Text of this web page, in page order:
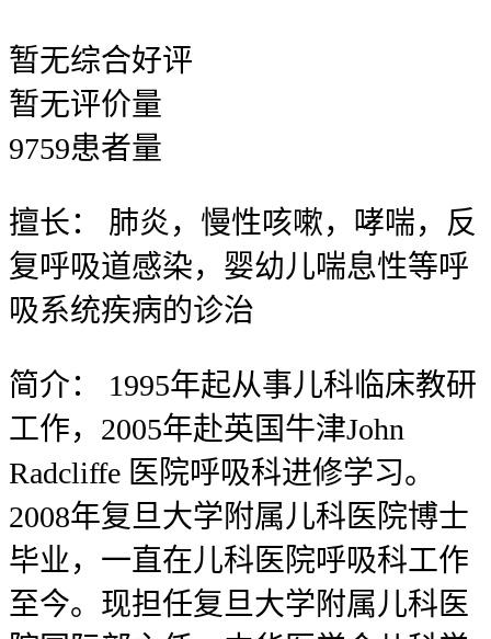
暂无综合好评
暂无评价量
9759患者量
擅长：
肺炎，慢性咳嗽，哮喘，反
复呼吸道感染，婴幼儿喘息性等呼
吸系统疾病的诊治
简介：
1995年起从事儿科临床教研
工作，2005年赴英国牛津John
Radcliffe 医院呼吸科进修学习。
2008年复旦大学附属儿科医院博士
毕业，一直在儿科医院呼吸科工作
至今。现担任复旦大学附属儿科医